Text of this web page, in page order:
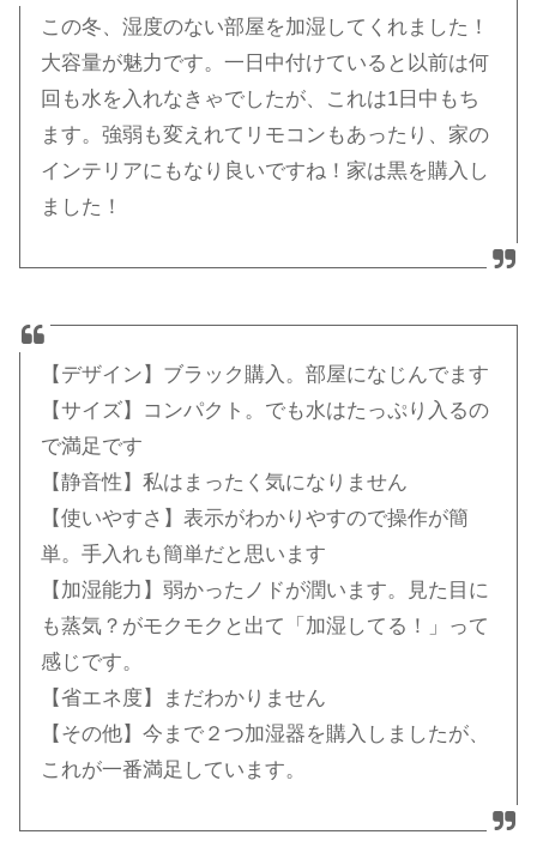
この冬、湿度のない部屋を加湿してくれました！
大容量が魅力です。一日中付けていると以前は何
回も水を入れなきゃでしたが、これは1日中もち
ます。強弱も変えれてリモコンもあったり、家の
インテリアにもなり良いですね！家は黒を購入し
ました！
【デザイン】ブラック購入。部屋になじんでます
【サイズ】コンパクト。でも水はたっぷり入るの
で満足です
【静音性】私はまったく気になりません
【使いやすさ】表示がわかりやすので操作が簡
単。手入れも簡単だと思います
【加湿能力】弱かったノドが潤います。見た目に
も蒸気？がモクモクと出て「加湿してる！」って
感じです。
【省エネ度】まだわかりません
【その他】今まで２つ加湿器を購入しましたが、
これが一番満足しています。